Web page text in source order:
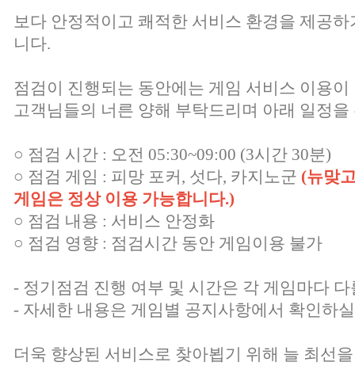
보다 안정적이고 쾌적한 서비스 환경을 제공
니다.
점검이 진행되는 동안에는 게임 서비스 이용
고객님들의 너른 양해 부탁드리며 아래 일정
○ 점검 시간 : 오전 05:30~09:00 (3시간 30분)
○ 점검 게임 : 피망 포커, 섯다, 카지노군 (뉴맞
게임은 정상 이용 가능합니다.)
○ 점검 내용 : 서비스 안정화
○ 점검 영향 : 점검시간 동안 게임이용 불가
- 정기점검 진행 여부 및 시간은 각 게임마다
- 자세한 내용은 게임별 공지사항에서 확인하
더욱 향상된 서비스로 찾아뵙기 위해 늘 최선